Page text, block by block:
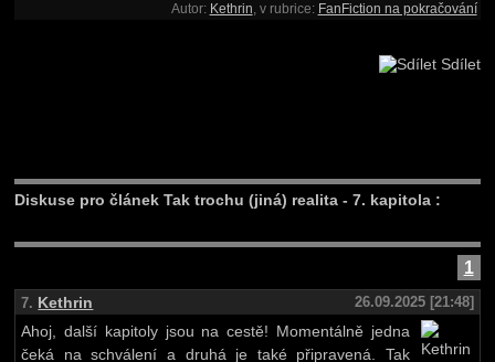
Autor: Kethrin, v rubrice: FanFiction na pokračování
Sdílet
Diskuse pro článek Tak trochu (jiná) realita - 7. kapitola :
1
7. Kethrin
26.09.2025 [21:48]
Ahoj, další kapitoly jsou na cestě! Momentálně jedna
čeká na schválení a druhá je také připravená. Tak